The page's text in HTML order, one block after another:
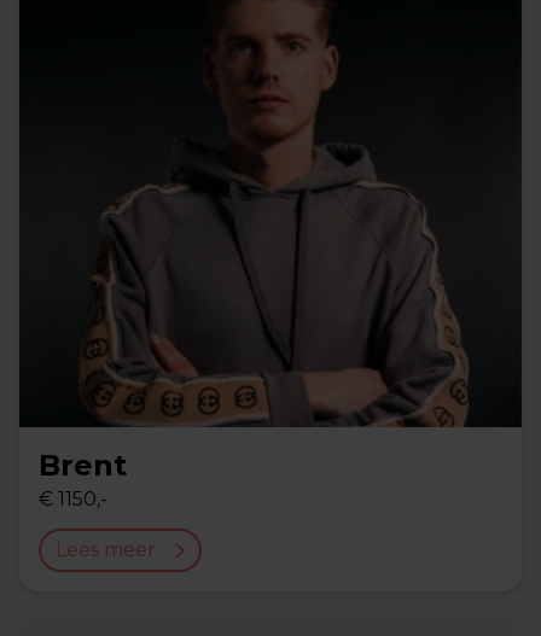
Brent
€ 1150,-
Lees meer